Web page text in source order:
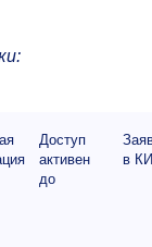
Доступ
активен
до
в